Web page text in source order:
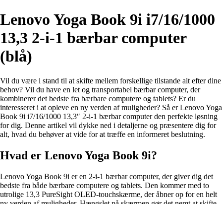
Lenovo Yoga Book 9i i7/16/1000
13,3 2-i-1 bærbar computer
(blå)
Vil du være i stand til at skifte mellem forskellige tilstande alt efter dine
behov? Vil du have en let og transportabel bærbar computer, der
kombinerer det bedste fra bærbare computere og tablets? Er du
interesseret i at opleve en ny verden af muligheder? Så er Lenovo Yoga
Book 9i i7/16/1000 13,3″ 2-i-1 bærbar computer den perfekte løsning
for dig. Denne artikel vil dykke ned i detaljerne og præsentere dig for
alt, hvad du behøver at vide for at træffe en informeret beslutning.
Hvad er Lenovo Yoga Book 9i?
Lenovo Yoga Book 9i er en 2-i-1 bærbar computer, der giver dig det
bedste fra både bærbare computere og tablets. Den kommer med to
utrolige 13,3 PureSight OLED-touchskærme, der åbner op for en helt